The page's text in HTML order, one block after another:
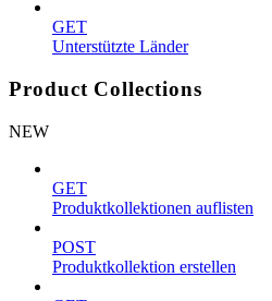
GET
Unterstützte Länder
Product Collections
NEW
GET
Produktkollektionen auflisten
POST
Produktkollektion erstellen